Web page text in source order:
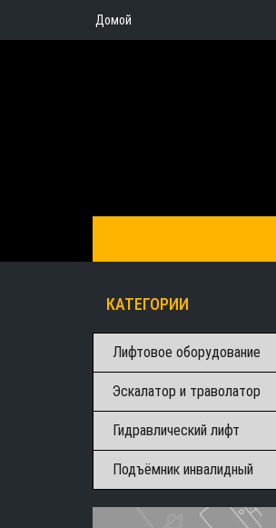
Домой
КАТЕГОРИИ
Лифтовое оборудование
Эскалатор и траволатор
Гидравлический лифт
Подъёмник инвалидный